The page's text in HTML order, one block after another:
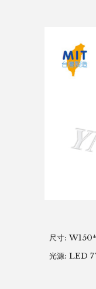
尺寸:
光源: LED